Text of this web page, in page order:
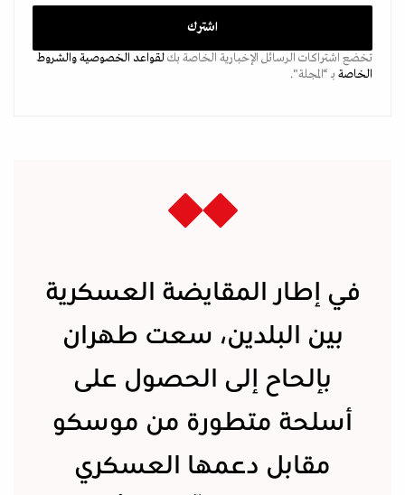
تخضع اشتراكات الرسائل الإخبارية الخاصة بكلقواعد الخصوصيةوالشروط
الخاصة بـ “المجلة".
في إطار المقايضة العسكرية
بين البلدين، سعت طهران
بإلحاح إلى الحصول على
أسلحة متطورة من موسكو
مقابل دعمها العسكري